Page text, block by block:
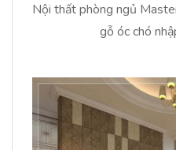
Nội thất phòng ngủ
gỗ óc chó